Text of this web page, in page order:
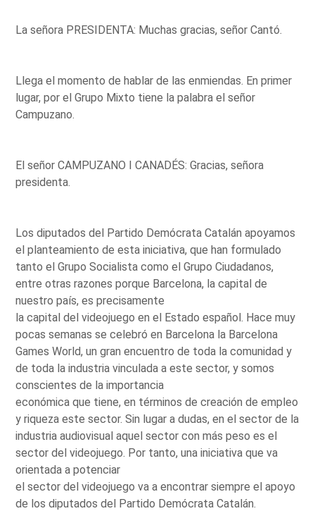
La señora PRESIDENTA: Muchas gracias, señor Cantó.
Llega el momento de hablar de las enmiendas. En primer
lugar, por el Grupo Mixto tiene la palabra el señor
Campuzano.
El señor CAMPUZANO I CANADÉS: Gracias, señora
presidenta.
Los diputados del Partido Demócrata Catalán apoyamos
el planteamiento de esta iniciativa, que han formulado
tanto el Grupo Socialista como el Grupo Ciudadanos,
entre otras razones porque Barcelona, la capital de
nuestro país, es precisamente
la capital del videojuego en el Estado español. Hace muy
pocas semanas se celebró en Barcelona la Barcelona
Games World, un gran encuentro de toda la comunidad y
de toda la industria vinculada a este sector, y somos
conscientes de la importancia
económica que tiene, en términos de creación de empleo
y riqueza este sector. Sin lugar a dudas, en el sector de la
industria audiovisual aquel sector con más peso es el
sector del videojuego. Por tanto, una iniciativa que va
orientada a potenciar
el sector del videojuego va a encontrar siempre el apoyo
de los diputados del Partido Demócrata Catalán.